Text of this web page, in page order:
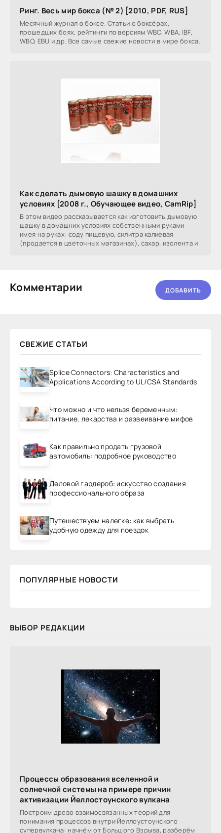
Ринг. Весь мир бокса (№ 2) [2010, PDF, RUS]
Месячный журнал о боксе. Статьи о боксёрах,
прошедших боях, рейтинги по версиям WBC, WBA, IBF,
WBO, EBU и др. Все самые свежие новости в мире бокса.
Как сделать дымовую шашку в домашних
условиях [2008 г., Обучающее видео, CamRip]
В этом видео рассказывается как изготовить дымовую
шашку в домашних условиях собственными руками
имея на руках: соду пищевую, силитра калиевая
(продается в цветочных магазинах), сахар, изолента и
Комментарии ДОБАВИТЬ
СВЕЖИЕ СТАТЬИ
Splice Connectors: Characteristics and
Applications According to UL/CSA Standards
Что можно и что нельзя беременным:
питание, лекарства и развеивание мифов
Как правильно продать грузовой
автомобиль: подробное руководство
Деловой гардероб: искусство создания
профессионального образа
Путешествуем налегке: как выбрать
удобную одежду для поездок
ПОПУЛЯРНЫЕ НОВОСТИ
ВЫБОР РЕДАКЦИИ
Процессы образования вселенной и
солнечной системы на примере причин
активизации Йеллостоунского вулкана
Построим древо взаимосвязанных теорий для
понимания процессов внутри Йеллоустоунского
супервулкана: начнём от Большого Взрыва, разберём